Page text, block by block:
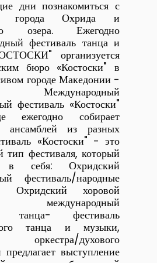
дни познакомиться с
города Охрида и
озера. Ежегодно
фестиваль танца и
организуется
бюро «Костоски" в
городе Македонии -
Международный
фестиваль «Костоски"
ежегодно собирает
ансамблей из разных
«Костоски" - это
тип фестиваля, который
в себя: Охридский
фестиваль/народные
Охридский хоровой
международный
танца- фестиваль
танца и музыки,
оркестра/духового
предлагает выступление